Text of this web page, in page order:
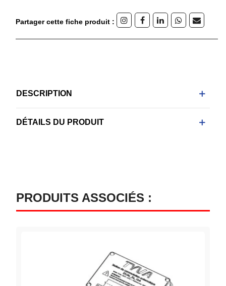
Partager cette fiche produit :
DESCRIPTION
DÉTAILS DU PRODUIT
PRODUITS ASSOCIÉS :